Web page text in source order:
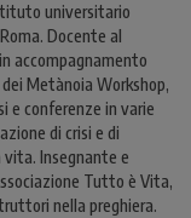
universitario
Docente al
accompagnamento
Metànoia Workshop,
e conferenze in varie
di crisi e di
Insegnante e
Tutto è Vita,
nella preghiera.